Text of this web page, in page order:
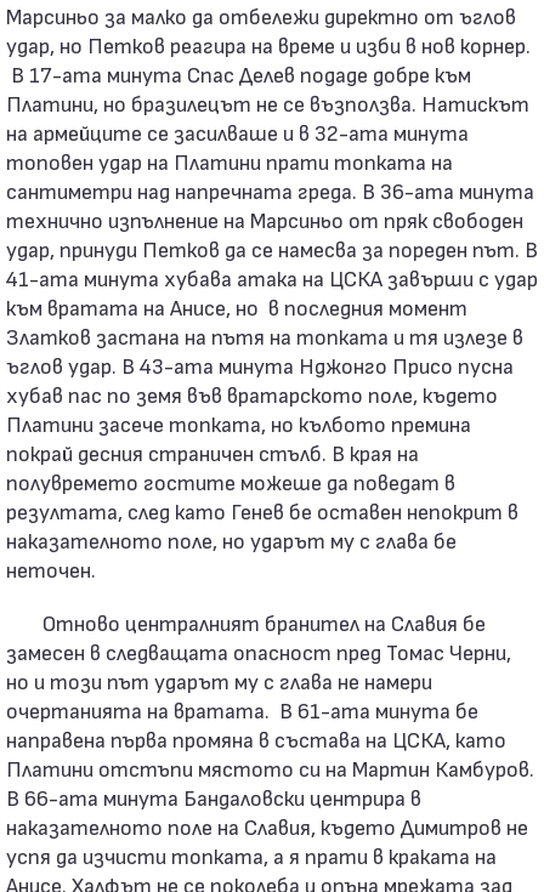
Марсиньо за малко да отбележи директно от ъглов
удар, но Петков реагира на време и изби в нов корнер.
В 17-ата минута Спас Делев подаде добре към
Платини, но бразилецът не се възползва. Натискът
на армейците се засилваше и в 32-ата минута
топовен удар на Платини прати топката на
сантиметри над напречната греда. В 36-ата минута
технично изпълнение на Марсиньо от пряк свободен
удар, принуди Петков да се намесва за пореден път. В
41-ата минута хубава атака на ЦСКА завърши с удар
към вратата на Анисе, но в последния момент
Златков застана на пътя на топката и тя излезе в
ъглов удар. В 43-ата минута Нджонго Присо пусна
хубав пас по земя във вратарското поле, където
Платини засече топката, но кълбото премина
покрай десния страничен стълб. В края на
полувремето гостите можеше да поведат в
резултата, след като Генев бе оставен непокрит в
наказателното поле, но ударът му с глава бе
неточен.
Отново централният бранител на Славия бе
замесен в следващата опасност пред Томас Черни,
но и този път ударът му с глава не намери
очертанията на вратата. В 61-ата минута бе
направена първа промяна в състава на ЦСКА, като
Платини отстъпи мястото си на Мартин Камбуров.
В 66-ата минута Бандаловски центрира в
наказателното поле на Славия, където Димитров не
успя да изчисти топката, а я прати в краката на
Анисе. Халфът не се поколеба и опъна мрежата зад